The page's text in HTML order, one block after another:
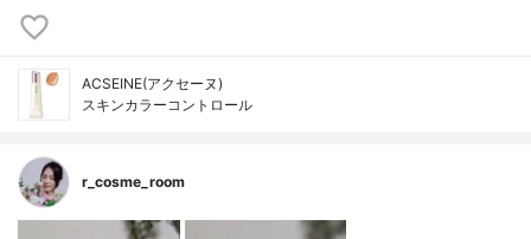
ACSEINE(アクセーヌ)
スキンカラーコントロール
r_cosme_room